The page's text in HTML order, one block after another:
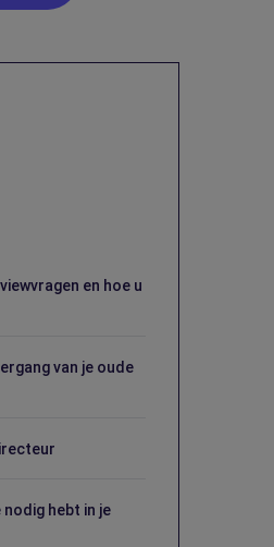
en hoe u
van je oude
nodig hebt in je